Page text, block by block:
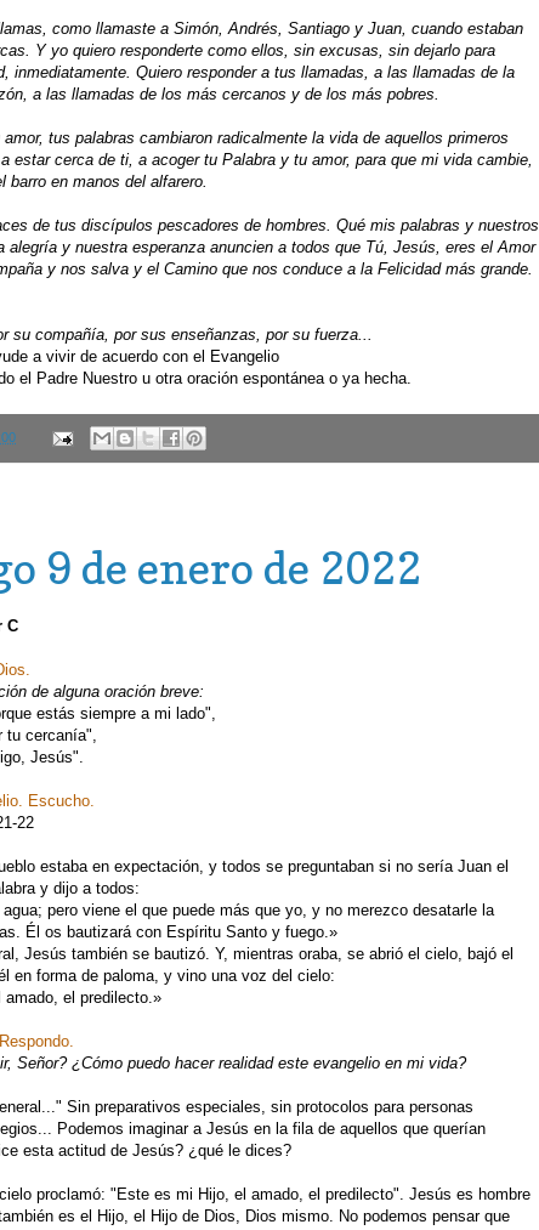
como llamaste a Simón, Andrés, Santiago y Juan, cuando estaban
Y yo quiero responderte como ellos, sin excusas, sin dejarlo para
inmediatamente. Quiero responder a tus llamadas, a las llamadas de la
a las llamadas de los más cercanos y de los más pobres.
tus palabras cambiaron radicalmente la vida de aquellos primeros
estar cerca de ti, a acoger tu Palabra y tu amor, para que mi vida cambie,
barro en manos del alfarero.
de tus discípulos pescadores de hombres. Qué mis palabras y nuestros
alegría y nuestra esperanza anuncien a todos que Tú, Jesús, eres el Amor
y nos salva y el Camino que nos conduce a la Felicidad más grande.
su compañía, por sus enseñanzas, por su fuerza...
a vivir de acuerdo con el Evangelio
el Padre Nuestro u otra oración espontánea o ya hecha.
9 de enero de 2022
C
de alguna oración breve:
estás siempre a mi lado",
cercanía",
Jesús".
Escucho.
estaba en expectación, y todos se preguntaban si no sería Juan el
y dijo a todos:
pero viene el que puede más que yo, y no merezco desatarle la
Él os bautizará con Espíritu Santo y fuego.»
Jesús también se bautizó. Y, mientras oraba, se abrió el cielo, bajó el
en forma de paloma, y vino una voz del cielo:
el predilecto.»
Señor? ¿Cómo puedo hacer realidad este evangelio en mi vida?
Sin preparativos especiales, sin protocolos para personas
Podemos imaginar a Jesús en la fila de aquellos que querían
esta actitud de Jesús? ¿qué le dices?
proclamó: "Este es mi Hijo, el amado, el predilecto". Jesús es hombre
es el Hijo, el Hijo de Dios, Dios mismo. No podemos pensar que